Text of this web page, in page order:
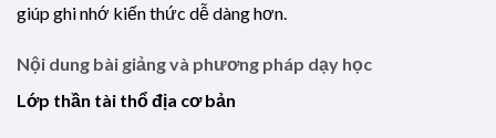
giúp ghi nhớ kiến thức dễ dàng hơn.
Nội dung bài giảng và phương pháp dạy học
Lớp thần tài thổ địa cơ bản